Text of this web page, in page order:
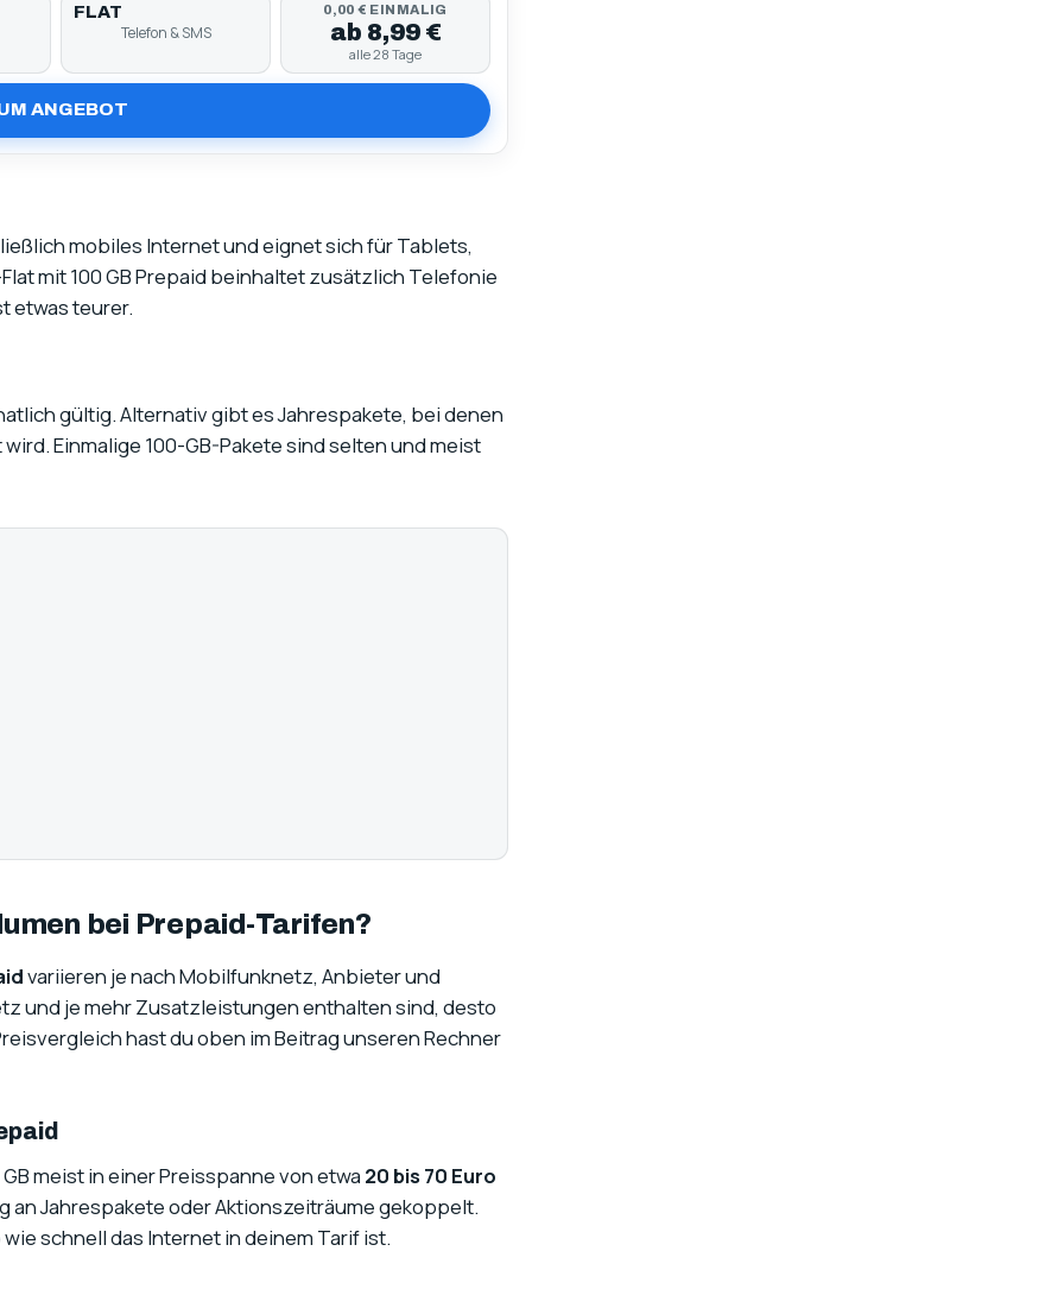
FLAT
Telefon & SMS
0,00 € EINMALIG
ab 8,99 €
alle 28 Tage
ANGEBOT
mobiles Internet und eignet sich für Tablets,
mit 100 GB Prepaid beinhaltet zusätzlich Telefonie
etwas teurer.
gültig. Alternativ gibt es Jahrespakete, bei denen
Einmalige 100-GB-Pakete sind selten und meist
bei Prepaid-Tarifen?
variieren je nach Mobilfunknetz, Anbieter und
und je mehr Zusatzleistungen enthalten sind, desto
hast du oben im Beitrag unseren Rechner
meist in einer Preisspanne von etwa 20 bis 70 Euro
an Jahrespakete oder Aktionszeiträume gekoppelt.
schnell das Internet in deinem Tarif ist.